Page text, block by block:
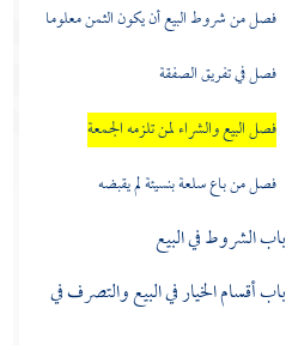
فصل من شروط البيع أن يكون الثمن معلوما
فصل في تفريق الصفقة
فصل البيع والشراء لمن تلزمه الجمعة
فصل من باع سلعة بنسيئة لم يقبضه
باب الشروط في البيع
باب أقسام الخيار في البيع والتصرف في